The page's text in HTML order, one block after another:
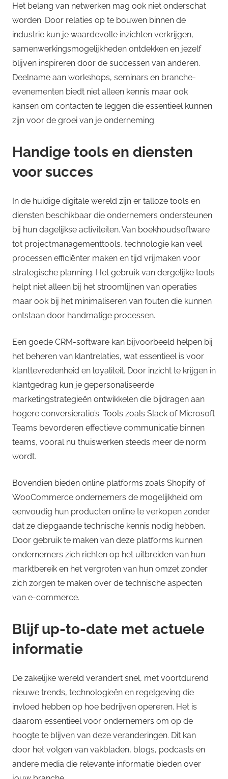
Het belang van netwerken mag ook niet onderschat
worden. Door relaties op te bouwen binnen de
industrie kun je waardevolle inzichten verkrijgen,
samenwerkingsmogelijkheden ontdekken en jezelf
blijven inspireren door de successen van anderen.
Deelname aan workshops, seminars en branche-
evenementen biedt niet alleen kennis maar ook
kansen om contacten te leggen die essentieel kunnen
zijn voor de groei van je onderneming.
Handige tools en diensten
voor succes
In de huidige digitale wereld zijn er talloze tools en
diensten beschikbaar die ondernemers ondersteunen
bij hun dagelijkse activiteiten. Van boekhoudsoftware
tot projectmanagementtools, technologie kan veel
processen efficiënter maken en tijd vrijmaken voor
strategische planning. Het gebruik van dergelijke tools
helpt niet alleen bij het stroomlijnen van operaties
maar ook bij het minimaliseren van fouten die kunnen
ontstaan door handmatige processen.
Een goede CRM-software kan bijvoorbeeld helpen bij
het beheren van klantrelaties, wat essentieel is voor
klanttevredenheid en loyaliteit. Door inzicht te krijgen in
klantgedrag kun je gepersonaliseerde
marketingstrategieën ontwikkelen die bijdragen aan
hogere conversieratio’s. Tools zoals Slack of Microsoft
Teams bevorderen effectieve communicatie binnen
teams, vooral nu thuiswerken steeds meer de norm
wordt.
Bovendien bieden online platforms zoals Shopify of
WooCommerce ondernemers de mogelijkheid om
eenvoudig hun producten online te verkopen zonder
dat ze diepgaande technische kennis nodig hebben.
Door gebruik te maken van deze platforms kunnen
ondernemers zich richten op het uitbreiden van hun
marktbereik en het vergroten van hun omzet zonder
zich zorgen te maken over de technische aspecten
van e-commerce.
Blijf up-to-date met actuele
informatie
De zakelijke wereld verandert snel, met voortdurend
nieuwe trends, technologieën en regelgeving die
invloed hebben op hoe bedrijven opereren. Het is
daarom essentieel voor ondernemers om op de
hoogte te blijven van deze veranderingen. Dit kan
door het volgen van vakbladen, blogs, podcasts en
andere media die relevante informatie bieden over